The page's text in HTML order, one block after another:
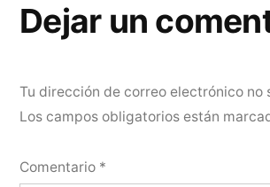
Dejar un
Tu dirección de correo electrónico no
Los campos obligatorios están
Comentario *